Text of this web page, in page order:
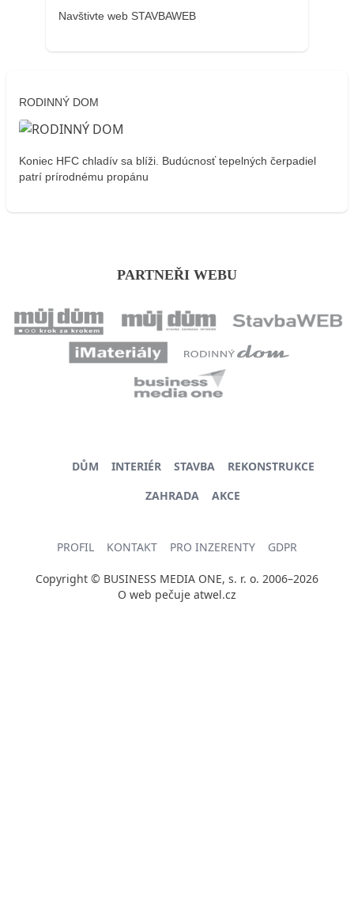
Navštivte web STAVBAWEB
RODINNÝ DOM
Koniec HFC chladív sa blíži. Budúcnosť tepelných čerpadiel
patrí prírodnému propánu
PARTNEŘI WEBU
DŮM INTERIÉR STAVBA
REKONSTRUKCE
ZAHRADA
AKCE
PROFIL KONTAKT PRO INZERENTY GDPR
Copyright © BUSINESS MEDIA ONE, s. r. o. 2006–2026